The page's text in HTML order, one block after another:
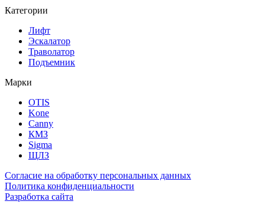
Категории
Лифт
Эскалатор
Траволатор
Подъемник
Марки
OTIS
Kone
Canny
КМЗ
Sigma
ЩЛЗ
Согласие на обработку персональных данных
Политика конфиденциальности
Разработка сайта